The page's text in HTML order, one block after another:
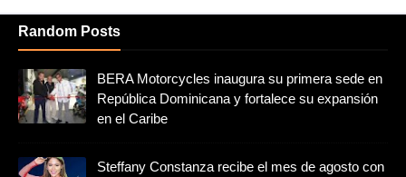
Random Posts
BERA Motorcycles inaugura su primera sede en
República Dominicana y fortalece su expansión
en el Caribe
Steffany Constanza recibe el mes de agosto con